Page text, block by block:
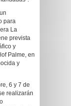
para
La
prevista
y
Palme, en
y
6 y 7 de
realizarán